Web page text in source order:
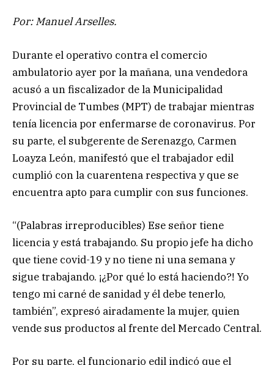
Por: Manuel Arselles.
Durante el operativo contra el comercio
ambulatorio ayer por la mañana, una vendedora
acusó a un fiscalizador de la Municipalidad
Provincial de Tumbes (MPT) de trabajar mientras
tenía licencia por enfermarse de coronavirus. Por
su parte, el subgerente de Serenazgo, Carmen
Loayza León, manifestó que el trabajador edil
cumplió con la cuarentena respectiva y que se
encuentra apto para cumplir con sus funciones.
“(Palabras irreproducibles) Ese señor tiene
licencia y está trabajando. Su propio jefe ha dicho
que tiene covid-19 y no tiene ni una semana y
sigue trabajando. ¡¿Por qué lo está haciendo?! Yo
tengo mi carné de sanidad y él debe tenerlo,
también”, expresó airadamente la mujer, quien
vende sus productos al frente del Mercado Central.
Por su parte, el funcionario edil indicó que el